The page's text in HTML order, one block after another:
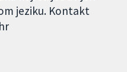
jeziku. Kontakt